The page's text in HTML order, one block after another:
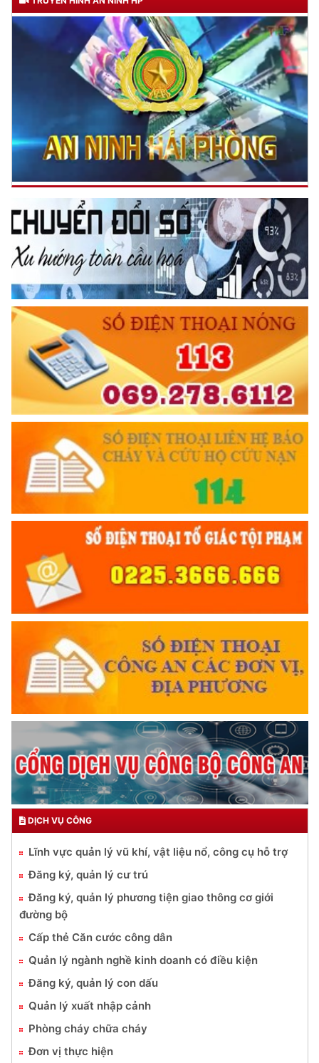
CƯƠNG QUYẾT, KHÔN KHÉO
Trích thư Chủ tịch Hồ Chí Minh
gửi Công an Khu XII,
ngày 11 tháng 3 năm 1948.
DỊCH VỤ CÔNG
Lĩnh vực quản lý vũ khí, vật liệu nổ, công cụ hỗ trợ
Đăng ký, quản lý cư trú
Đăng ký, quản lý phương tiện giao thông cơ giới
đường bộ
Cấp thẻ Căn cước công dân
Quản lý ngành nghề kinh doanh có điều kiện
Đăng ký, quản lý con dấu
Quản lý xuất nhập cảnh
Phòng cháy chữa cháy
Đơn vị thực hiện